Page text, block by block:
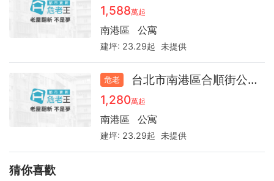
1,588萬起
南港區 公寓
建坪: 23.29起 未提供
危老
台北市南港區合順街公寓41.2
1,280萬起
南港區 公寓
建坪: 23.29起 未提供
猜你喜歡